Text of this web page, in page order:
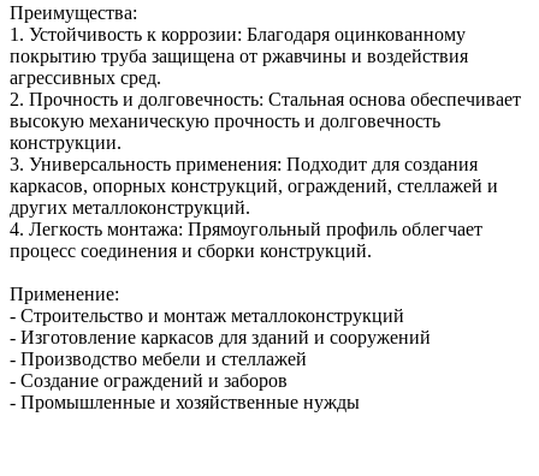
Преимущества:
1. Устойчивость к коррозии: Благодаря оцинкованному
покрытию труба защищена от ржавчины и воздействия
агрессивных сред.
2. Прочность и долговечность: Стальная основа обеспечивает
высокую механическую прочность и долговечность
конструкции.
3. Универсальность применения: Подходит для создания
каркасов, опорных конструкций, ограждений, стеллажей и
других металлоконструкций.
4. Легкость монтажа: Прямоугольный профиль облегчает
процесс соединения и сборки конструкций.
Применение:
- Строительство и монтаж металлоконструкций
- Изготовление каркасов для зданий и сооружений
- Производство мебели и стеллажей
- Создание ограждений и заборов
- Промышленные и хозяйственные нужды